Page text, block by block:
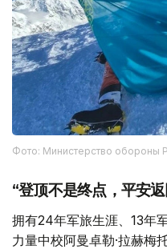
Фото: Министерство обороны
“登顶不是终点，平安
拥有24年军旅生涯、13年
力量中校阿曼卓勒·拉赫梅